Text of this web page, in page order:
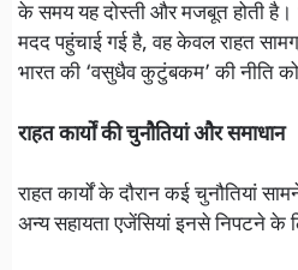
के समय यह दोस्ती और मजबूत होती है।
मदद पहुंचाई गई है, वह केवल राहत
भारत की ‘वसुधैव कुटुंबकम’ की नीति को
राहत कार्यों की चुनौतियां और समाधान
राहत कार्यों के दौरान कई चुनौतियां
अन्य सहायता एजेंसियां इनसे निपटने के